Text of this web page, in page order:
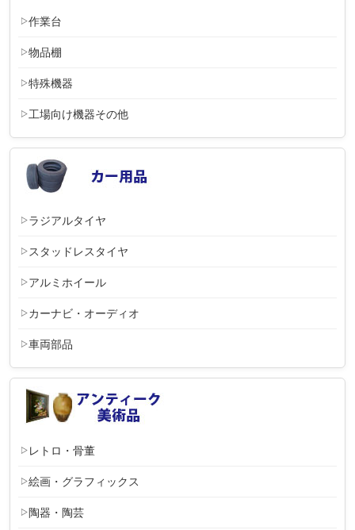
作業台
物品棚
特殊機器
工場向け機器その他
ラジアルタイヤ
スタッドレスタイヤ
アルミホイール
カーナビ・オーディオ
車両部品
レトロ・骨董
絵画・グラフィックス
陶器・陶芸